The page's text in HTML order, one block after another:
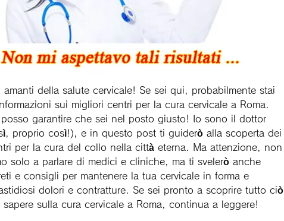
amanti della salute cervicale! Se sei qui, probabilmente stai
sui migliori centri per la cura cervicale a Roma.
garantire che sei nel posto giusto! Io sono il dottor
proprio così!), e in questo post ti guiderò alla scoperta dei
per la cura del collo nella città eterna. Ma attenzione, non
solo a parlare di medici e cliniche, ma ti svelerò anche
e consigli per mantenere la tua cervicale in forma e
dolori e contratture. Se sei pronto a scoprire tutto ciò
sulla cura cervicale a Roma, continua a leggere!